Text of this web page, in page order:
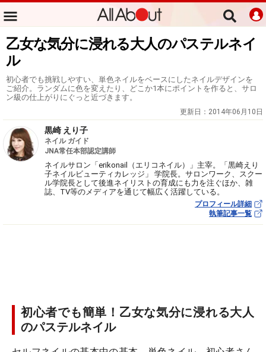
乙女な気分に浸れる大人のパステルネイ
ル
初心者でも挑戦しやすい、単色ネイルをベースにしたネイルデザインを
ご紹介。ランダムに色を変えたり、どこか1本にポイントを作ると、サロ
ン級の仕上がりにぐっと近づきます。
更新日： 2014年06月10日
黒崎 えり子
ネイル ガイド
JNA常任本部認定講師
ネイルサロン「erikonail（エリコネイル）」主宰。「黒崎えり
子ネイルビューティカレッジ」 学院長。サロンワーク、スクー
ル学院長として後進ネイリストの育成にも力を注ぐほか、雑
誌、TV等のメディアを通じて幅広く活躍している。
プロフィール詳細
執筆記事一覧
初心者でも簡単！乙女な気分に浸れる大人
のパステルネイル